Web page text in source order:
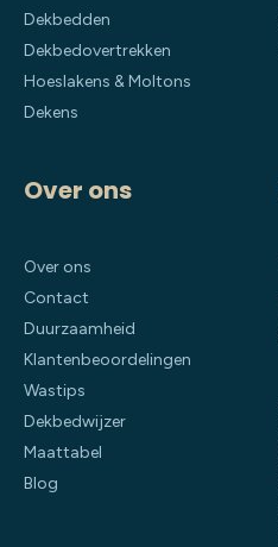
Dekbedden
Dekbedovertrekken
Hoeslakens & Moltons
Dekens
Over ons
Over ons
Contact
Duurzaamheid
Klantenbeoordelingen
Wastips
Dekbedwijzer
Maattabel
Blog